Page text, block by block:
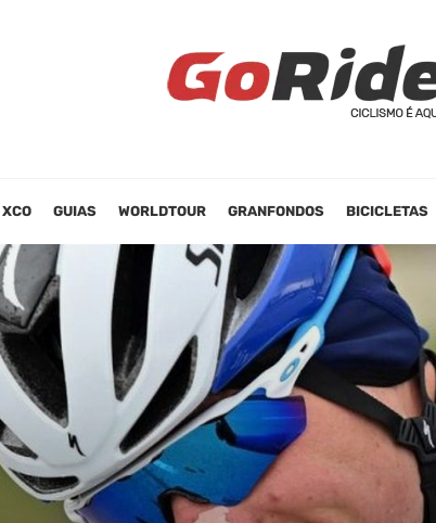
GUIAS WORLDTOUR GRANFONDOS BICICLETAS